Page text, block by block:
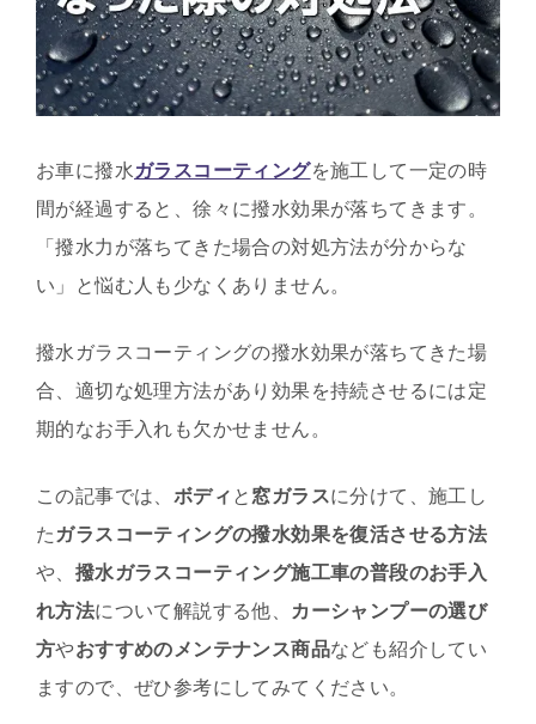
お車に撥水ガラスコーティングを施工して一定の時
間が経過すると、徐々に撥水効果が落ちてきます。
「撥水力が落ちてきた場合の対処方法が分からな
い」と悩む人も少なくありません。
撥水ガラスコーティングの撥水効果が落ちてきた場
合、適切な処理方法があり効果を持続させるには定
期的なお手入れも欠かせません。
この記事では、 ボディ と 窓ガラスに分けて、施工し
た ガラスコーティングの撥水効果を復活させる方法
や、 撥水ガラスコーティング施工車の普段のお手入
れ方法について解説する他、
カーシャンプーの選び
方やおすすめのメンテナンス商品なども紹介してい
ますので、ぜひ参考にしてみてください。